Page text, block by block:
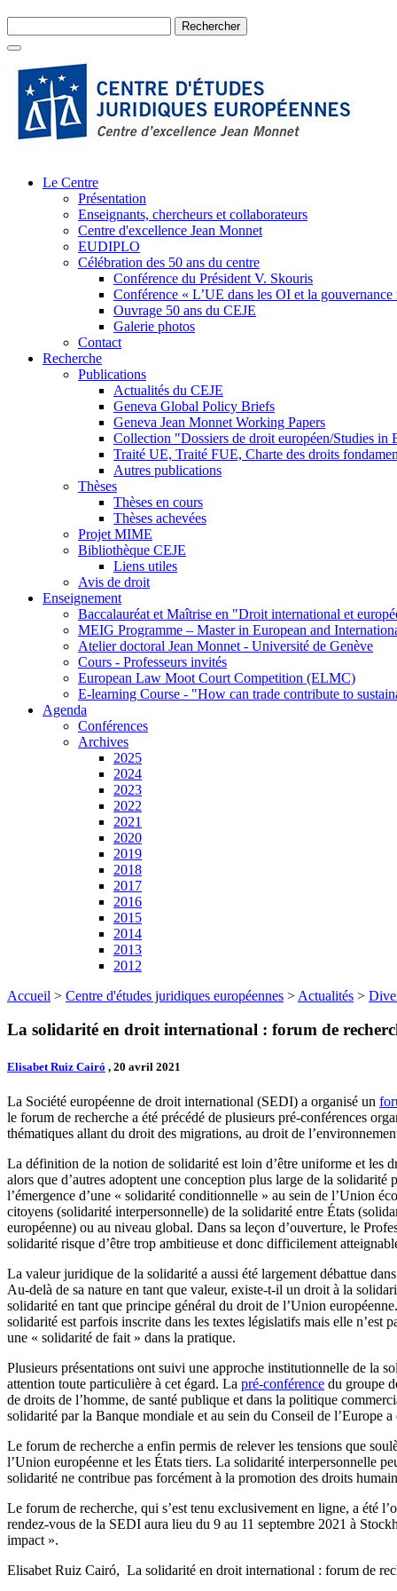
Le Centre
Présentation
Enseignants, chercheurs et collaborateurs
Centre d'excellence Jean Monnet
EUDIPLO
Célébration des 50 ans du centre
Conférence du Président V. Skouris
Conférence « L’UE dans les OI et la
Ouvrage 50 ans du CEJE
Galerie photos
Contact
Recherche
Publications
Actualités du CEJE
Geneva Global Policy Briefs
Geneva Jean Monnet Working Papers
Collection "Dossiers de droit européen/Studies in
Traité UE, Traité FUE, Charte des droits
Autres publications
Thèses
Thèses en cours
Thèses achevées
Projet MIME
Bibliothèque CEJE
Liens utiles
Avis de droit
Enseignement
Baccalauréat et Maîtrise en "Droit international et
MEIG Programme – Master in European and
Atelier doctoral Jean Monnet - Université de Genève
Cours - Professeurs invités
European Law Moot Court Competition (ELMC)
E-learning Course - "How can trade contribute to
Agenda
Conférences
Archives
2025
2024
2023
2022
2021
2020
2019
2018
2017
2016
2015
2014
2013
2012
Accueil > Centre d'études juridiques européennes > Actualités >
La solidarité en droit international : forum de
Elisabet Ruiz Cairó , 20 avril 2021
La Société européenne de droit international (SEDI) a organisé un
le forum de recherche a été précédé de plusieurs pré-conférences
thématiques allant du droit des migrations, au droit de
La définition de la notion de solidarité est loin d’être uniforme et les
alors que d’autres adoptent une conception plus large de la
l’émergence d’une « solidarité conditionnelle » au sein de l’Union
citoyens (solidarité interpersonnelle) de la solidarité entre États
européenne) ou au niveau global. Dans sa leçon d’ouverture, le
solidarité risque d’être trop ambitieuse et donc difficilement
La valeur juridique de la solidarité a aussi été largement débattue
Au-delà de sa nature en tant que valeur, existe-t-il un droit à la
solidarité en tant que principe général du droit de l’Union
solidarité est parfois inscrite dans les textes législatifs mais elle n’est
une « solidarité de fait » dans la pratique.
Plusieurs présentations ont suivi une approche institutionnelle de la
attention toute particulière à cet égard. La pré-conférence du groupe
de droits de l’homme, de santé publique et dans la politique
solidarité par la Banque mondiale et au sein du Conseil de l’Europe a
Le forum de recherche a enfin permis de relever les tensions que
l’Union européenne et les États tiers. La solidarité interpersonnelle
solidarité ne contribue pas forcément à la promotion des droits
Le forum de recherche, qui s’est tenu exclusivement en ligne, a été
rendez-vous de la SEDI aura lieu du 9 au 11 septembre 2021 à
impact ».
Elisabet Ruiz Cairó, La solidarité en droit international : forum de